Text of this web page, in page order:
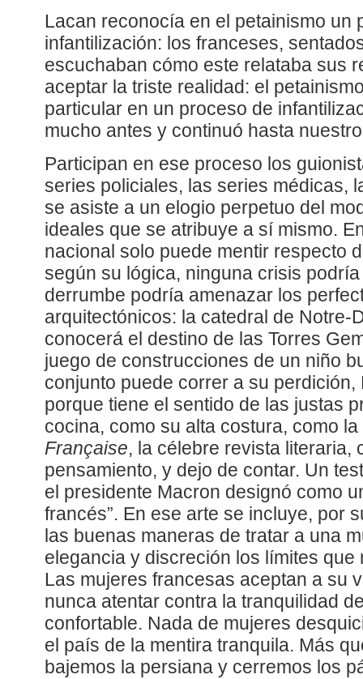
Lacan reconocía en el petainismo un
infantilización: los franceses,
escuchaban cómo este relataba sus
aceptar la triste realidad: el
particular en un proceso de
mucho antes y continuó hasta
Participan en ese proceso los
series policiales, las series médicas,
se asiste a un elogio perpetuo del
ideales que se atribuye a sí mismo.
nacional solo puede mentir respecto
según su lógica, ninguna crisis
derrumbe podría amenazar los
arquitectónicos: la catedral de Notre-
conocerá el destino de las Torres
juego de construcciones de un niño
conjunto puede correr a su
porque tiene el sentido de las justas
cocina, como su alta costura, como la
Française, la célebre revista literaria,
pensamiento, y dejo de contar. Un
el presidente Macron designó como
francés”. En ese arte se incluye, por
las buenas maneras de tratar a una
elegancia y discreción los límites
Las mujeres francesas aceptan a su
nunca atentar contra la tranquilidad
confortable. Nada de mujeres
el país de la mentira tranquila. Más
bajemos la persiana y cerremos los